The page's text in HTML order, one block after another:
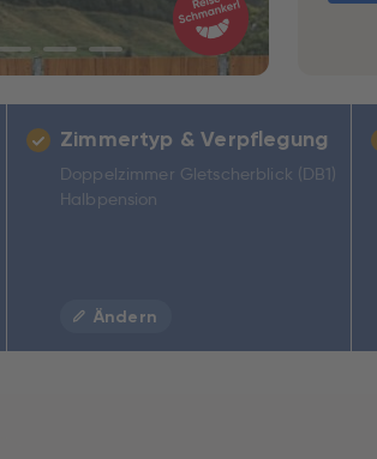
Zimmertyp & Verpflegung
Doppelzimmer Gletscherblick (DB1)
Halbpension
Ändern